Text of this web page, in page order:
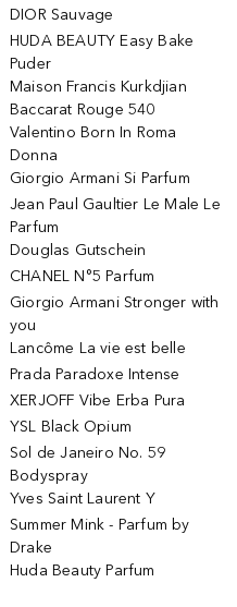
DIOR Sauvage
HUDA BEAUTY Easy Bake
Puder
Maison Francis Kurkdjian
Baccarat Rouge 540
Valentino Born In Roma
Donna
Giorgio Armani Si Parfum
Jean Paul Gaultier Le Male Le
Parfum
Douglas Gutschein
CHANEL N°5 Parfum
Giorgio Armani Stronger with
you
Lancôme La vie est belle
Prada Paradoxe Intense
XERJOFF Vibe Erba Pura
YSL Black Opium
Sol de Janeiro No. 59
Bodyspray
Yves Saint Laurent Y
Summer Mink - Parfum by
Drake
Huda Beauty Parfum